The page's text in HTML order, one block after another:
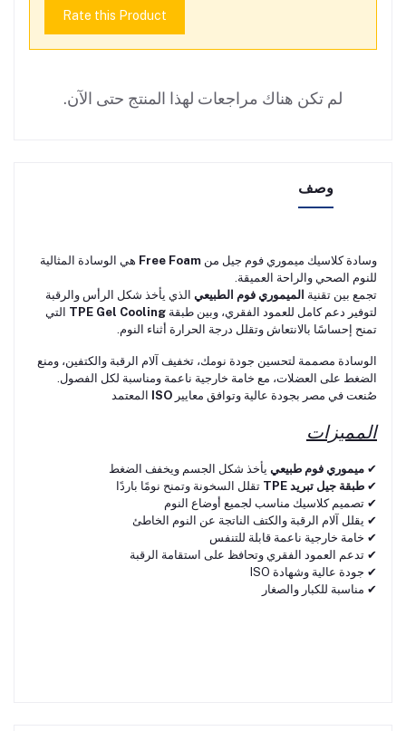
Rate this Product
لم تكن هناك مراجعات لهذا المنتج حتى الآن.
وصف
وسادة كلاسيك ميموري فوم جيل من Free Foam هي الوسادة المثالية
للنوم الصحي والراحة العميقة.
تجمع بين تقنية الميموري فوم الطبيعيالذي يأخذ شكل الرأس والرقبة
لتوفير دعم كامل للعمود الفقري، وبين طبقة TPE Gel Cooling التي
تمنح إحساسًا بالانتعاش وتقلل درجة الحرارة أثناء النوم.
الوسادة مصممة لتحسين جودة نومك، تخفيف آلام الرقبة والكتفين، ومنع
الضغط على العضلات، مع خامة خارجية ناعمة ومناسبة لكل الفصول.
صُنعت في مصر بجودة عالية وتوافق معايير ISO المعتمد
المميزات
✔ ميموري فوم طبيعييأخذ شكل الجسم ويخفف الضغط
✔ طبقة جيل تبريد TPE
تقلل السخونة وتمنح نومًا باردًا
✔ تصميم كلاسيك مناسب لجميع أوضاع النوم
✔ يقلل آلام الرقبة والكتف الناتجة عن النوم الخاطئ
✔ خامة خارجية ناعمة قابلة للتنفس
✔ تدعم العمود الفقري وتحافظ على استقامة الرقبة
✔ جودة عالية وشهادة ISO
✔ مناسبة للكبار والصغار